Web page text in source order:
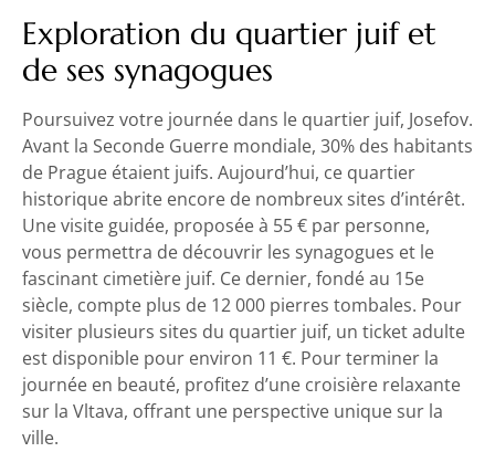
Exploration du quartier juif et
de ses synagogues
Poursuivez votre journée dans le quartier juif, Josefov.
Avant la Seconde Guerre mondiale, 30% des habitants
de Prague étaient juifs. Aujourd’hui, ce quartier
historique abrite encore de nombreux sites d’intérêt.
Une visite guidée, proposée à 55 € par personne,
vous permettra de découvrir les synagogues et le
fascinant cimetière juif. Ce dernier, fondé au 15e
siècle, compte plus de 12 000 pierres tombales. Pour
visiter plusieurs sites du quartier juif, un ticket adulte
est disponible pour environ 11 €. Pour terminer la
journée en beauté, profitez d’une croisière relaxante
sur la Vltava, offrant une perspective unique sur la
ville.